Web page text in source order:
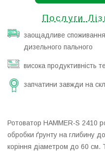
Послуги
заощадливе споживання
дизельного пального
висока продуктивність
запчатини завжди на
Ротоватор HAMMER-S 2410
обробки ґрунту на глибину
коріння діаметром до 60 см.